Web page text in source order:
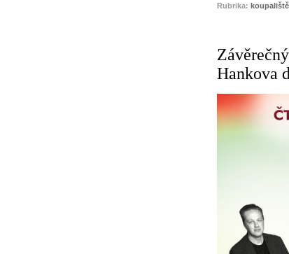
Rubrika: koupaliště
Hankova